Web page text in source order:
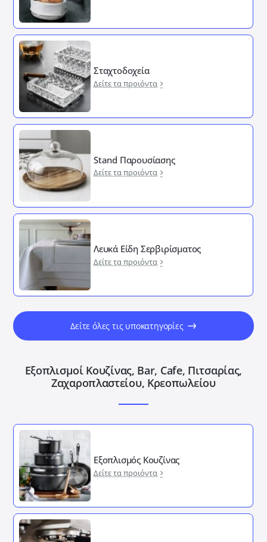
Σταχτοδοχεία
Δείτε τα προιόντα
Stand Παρουσίασης
Δείτε τα προιόντα
Λευκά Είδη Σερβιρίσματος
Δείτε τα προιόντα
Δείτε όλες τις υποκατηγορίες
Εξοπλισμοί Κουζίνας, Bar, Cafe, Πιτσαρίας,
Ζαχαροπλαστείου, Κρεοπωλείου
Εξοπλισμός Κουζίνας
Δείτε τα προιόντα